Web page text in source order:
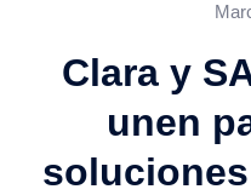
Clara y
unen